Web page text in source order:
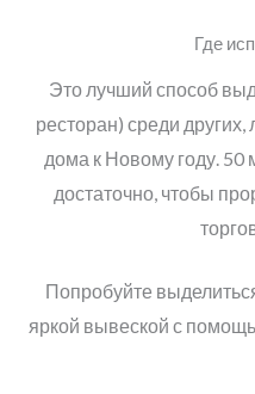
Где
Это лучший способ
ресторан) среди
дома к Новому году. 50
достаточно, чтобы
Попробуйте
яркой вывеской с